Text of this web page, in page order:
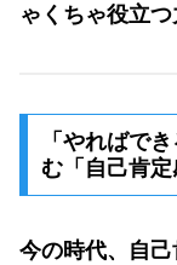
ゃくちゃ役立つ
「やればで
む「自己肯
今の時代、自